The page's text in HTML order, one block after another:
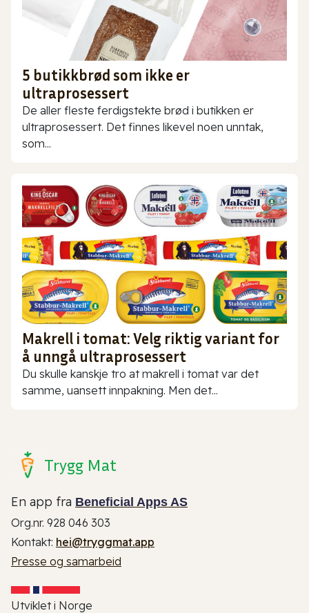
5 butikkbrød som ikke er
ultraprosessert
De aller fleste ferdigstekte brød i butikken er
ultraprosessert. Det finnes likevel noen unntak,
som...
Makrell i tomat: Velg riktig variant for
å unngå ultraprosessert
Du skulle kanskje tro at makrell i tomat var det
samme, uansett innpakning. Men det...
Trygg Mat
En app fra Beneficial Apps AS
Org.nr. 928 046 303
Kontakt: hei@tryggmat.app
Presse og samarbeid
Utviklet i Norge